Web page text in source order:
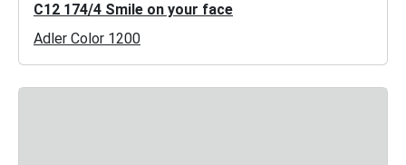
C12 174/4 Smile on your face
Adler Color 1200